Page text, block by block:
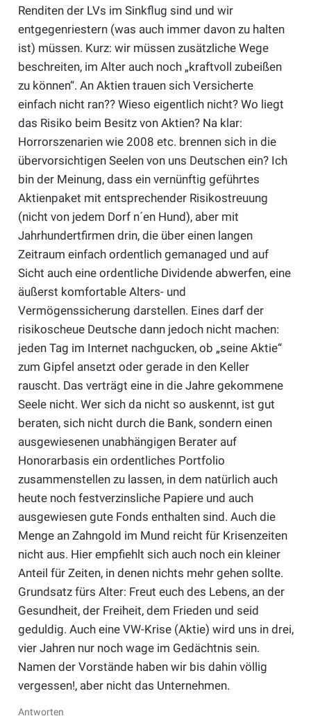
Renditen der LVs im Sinkflug sind und wir
entgegenriestern (was auch immer davon zu halten
ist) müssen. Kurz: wir müssen zusätzliche Wege
beschreiten, im Alter auch noch „kraftvoll zubeißen
zu können“. An Aktien trauen sich Versicherte
einfach nicht ran?? Wieso eigentlich nicht? Wo liegt
das Risiko beim Besitz von Aktien? Na klar:
Horrorszenarien wie 2008 etc. brennen sich in die
übervorsichtigen Seelen von uns Deutschen ein? Ich
bin der Meinung, dass ein vernünftig geführtes
Aktienpaket mit entsprechender Risikostreuung
(nicht von jedem Dorf n´en Hund), aber mit
Jahrhundertfirmen drin, die über einen langen
Zeitraum einfach ordentlich gemanaged und auf
Sicht auch eine ordentliche Dividende abwerfen, eine
äußerst komfortable Alters- und
Vermögenssicherung darstellen. Eines darf der
risikoscheue Deutsche dann jedoch nicht machen:
jeden Tag im Internet nachgucken, ob „seine Aktie“
zum Gipfel ansetzt oder gerade in den Keller
rauscht. Das verträgt eine in die Jahre gekommene
Seele nicht. Wer sich da nicht so auskennt, ist gut
beraten, sich nicht durch die Bank, sondern einen
ausgewiesenen unabhängigen Berater auf
Honorarbasis ein ordentliches Portfolio
zusammenstellen zu lassen, in dem natürlich auch
heute noch festverzinsliche Papiere und auch
ausgewiesen gute Fonds enthalten sind. Auch die
Menge an Zahngold im Mund reicht für Krisenzeiten
nicht aus. Hier empfiehlt sich auch noch ein kleiner
Anteil für Zeiten, in denen nichts mehr gehen sollte.
Grundsatz fürs Alter: Freut euch des Lebens, an der
Gesundheit, der Freiheit, dem Frieden und seid
geduldig. Auch eine VW-Krise (Aktie) wird uns in drei,
vier Jahren nur noch wage im Gedächtnis sein.
Namen der Vorstände haben wir bis dahin völlig
vergessen!, aber nicht das Unternehmen.
Antworten